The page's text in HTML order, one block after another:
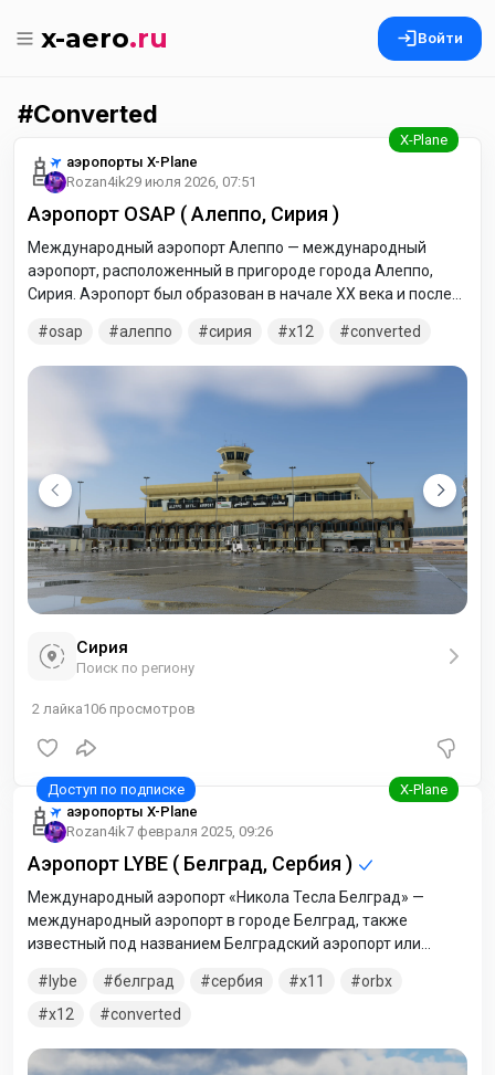
x-aero.ru Войти
Converted
аэропорты X-Plane
Rozan4ik29 июля 2026, 07:51
Аэропорт OSAP ( Алеппо, Сирия )
Международный аэропорт Алеппо — международный
аэропорт, расположенный в пригороде города Алеппо,
Сирия. Аэропорт был образован в начале XX века и после
открыт современный терминал. В ходе гражданской войны
аэропорт приостанавливал свою работу с декабря 2012
года до 22 января 2014 года.
osap алеппо сирия x12 converted
Сирия
Поиск по региону
2 лайка106 просмотров
аэропорты X-Plane
Rozan4ik7 февраля 2025, 09:26
Аэропорт LYBE ( Белград, Сербия )
Международный аэропорт «Никола Тесла Белград» —
международный аэропорт в городе Белград, также
известный под названием Белградский аэропорт или
честь известного учёного и изобретателя Николы Теслы.
lybe белград сербия x11
orbx
x12
converted